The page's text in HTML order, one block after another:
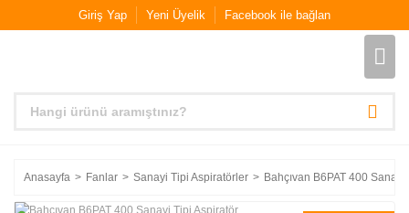
Giriş Yap Yeni Üyelik Facebook ile bağlan
Anasayfa Fanlar Sanayi Tipi Aspiratörler Bahçıvan B6PAT 400